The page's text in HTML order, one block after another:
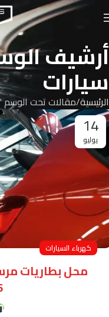
أرشيف
سيارات
الرئيسية مقالات تحت الوسم
14
يوليو
كهرباء السيارات